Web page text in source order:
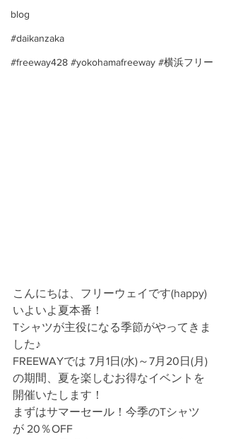
blog
#daikanzaka
#freeway428 #yokohamafreeway #横浜フリー
こんにちは、フリーウェイです(happy)
いよいよ夏本番！
Tシャツが主役になる季節がやってきま
した♪
FREEWAYでは 7月1日(水)～7月20日(月)
の期間、夏を楽しむお得なイベントを
開催いたします！
まずはサマーセール！今季のTシャツ
が 20％OFF